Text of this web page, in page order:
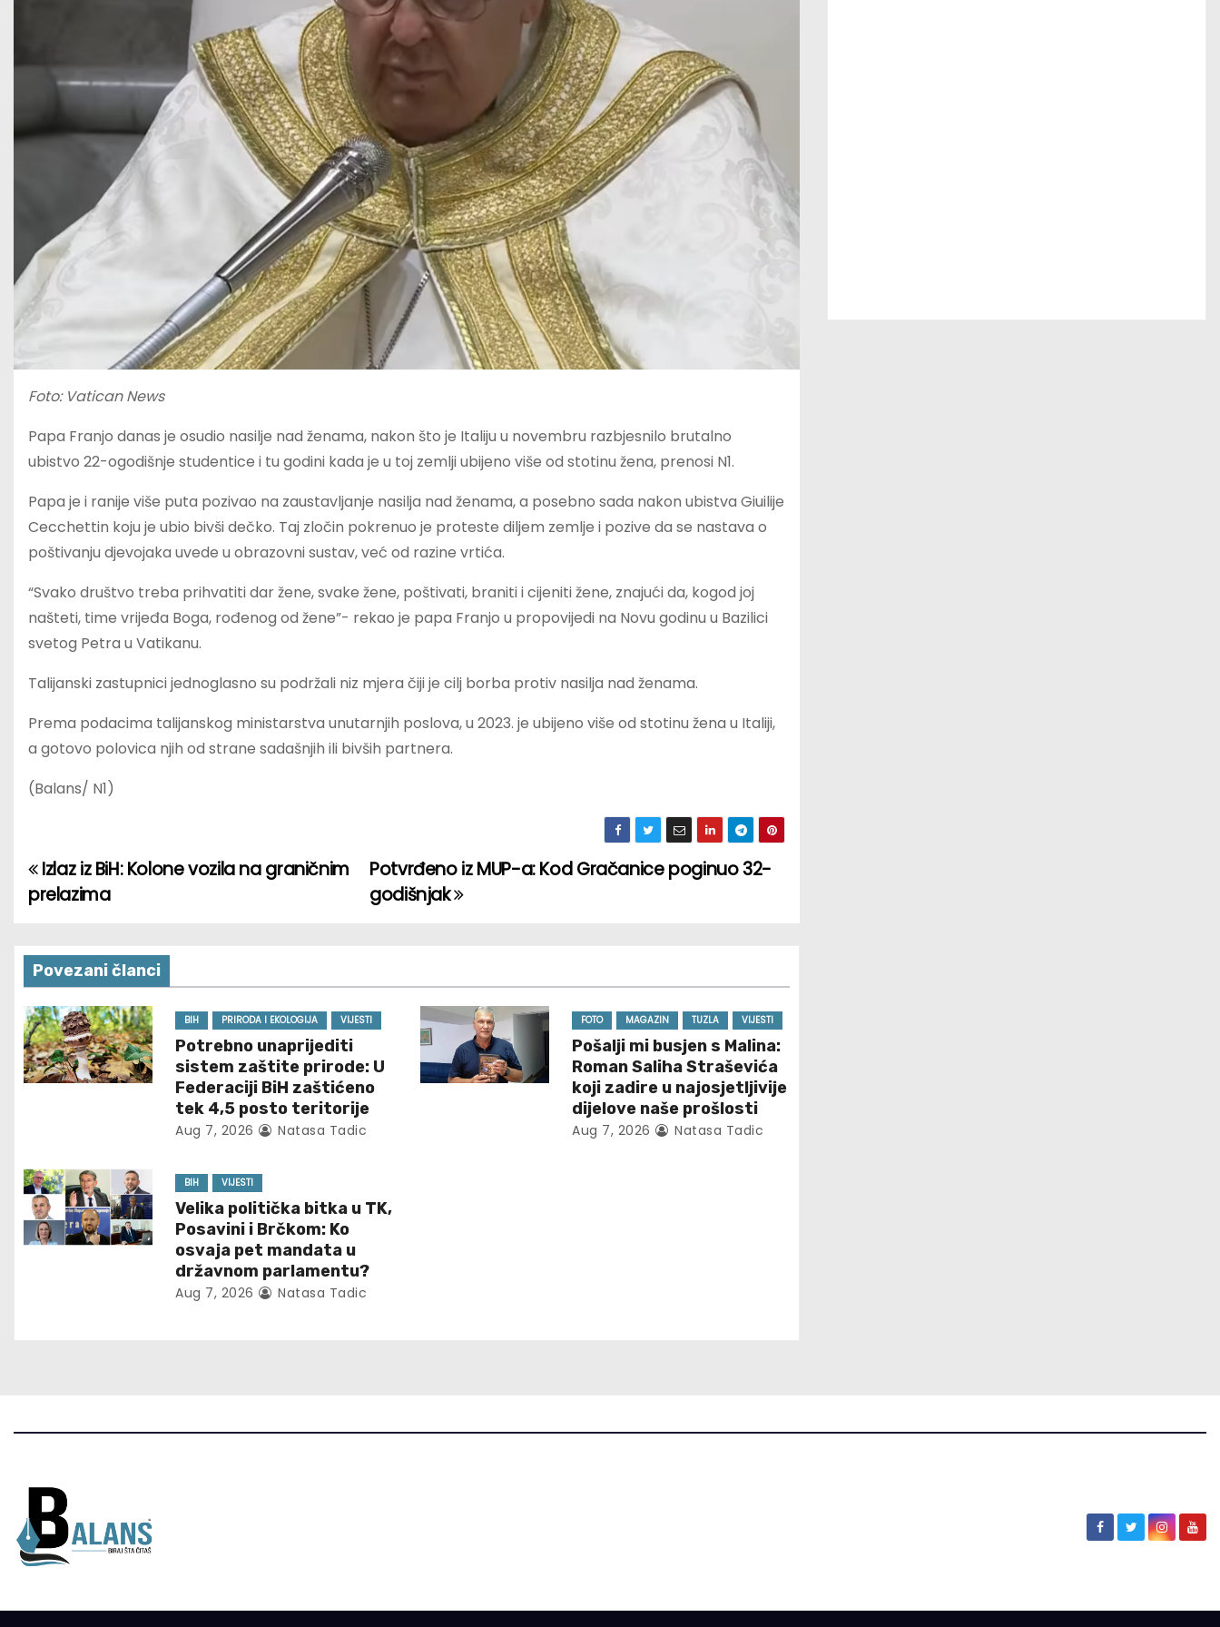
Foto: Vatican News
Papa Franjo danas je osudio nasilje nad ženama, nakon što je Italiju u novembru razbjesnilo brutalno
ubistvo 22-ogodišnje studentice i tu godini kada je u toj zemlji ubijeno više od stotinu žena, prenosi N1.
Papa je i ranije više puta pozivao na zaustavljanje nasilja nad ženama, a posebno sada nakon ubistva Giuilije
Cecchettin koju je ubio bivši dečko. Taj zločin pokrenuo je proteste diljem zemlje i pozive da se nastava o
poštivanju djevojaka uvede u obrazovni sustav, već od razine vrtića.
“Svako društvo treba prihvatiti dar žene, svake žene, poštivati, braniti i cijeniti žene, znajući da, kogod joj
našteti, time vrijeđa Boga, rođenog od žene”- rekao je papa Franjo u propovijedi na Novu godinu u Bazilici
svetog Petra u Vatikanu.
Talijanski zastupnici jednoglasno su podržali niz mjera čiji je cilj borba protiv nasilja nad ženama.
Prema podacima talijanskog ministarstva unutarnjih poslova, u 2023. je ubijeno više od stotinu žena u Italiji,
a gotovo polovica njih od strane sadašnjih ili bivših partnera.
(Balans/ N1)
P
o
s
t
n
a
g
a
t
Potvrđeno iz MUP-a: Kod Gračanice poginuo 32-
godišnjak
Izlaz iz BiH: Kolone vozila na graničnim
prelazima
Povezani članci
BIH PRIRODA I EKOLOGIJA VIJESTI
Potrebno unaprijediti
sistem zaštite prirode: U
Federaciji BiH zaštićeno
tek 4,5 posto teritorije
Aug 7, 2026 Natasa Tadic
FOTO MAGAZIN TUZLA VIJESTI
Pošalji mi busjen s Malina:
Roman Saliha Straševića
koji zadire u najosjetljivije
dijelove naše prošlosti
Aug 7, 2026 Natasa Tadic
BIH VIJESTI
Velika politička bitka u TK,
Posavini i Brčkom: Ko
osvaja pet mandata u
državnom parlamentu?
Aug 7, 2026 Natasa Tadic